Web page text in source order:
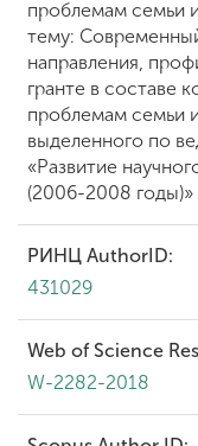
проблемам семьи
тему:
направления,
гранте в составе
проблемам семьи
выделенного по
«Развитие
(2006-2008 годы)»
РИНЦ AuthorID:
431029
Web of Science
W-2282-2018